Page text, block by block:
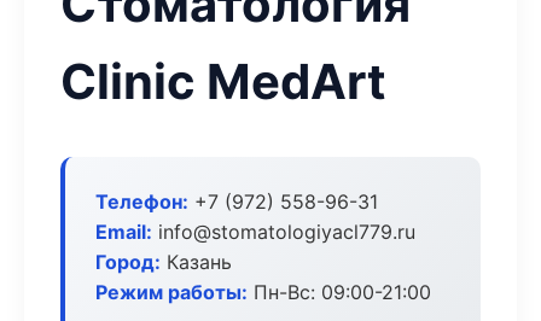
Clinic MedArt
Телефон: +7 (972) 558-96-31
Email: info@stomatologiyacl779.ru
Город: Казань
Режим работы: Пн-Вс: 09:00-21:00